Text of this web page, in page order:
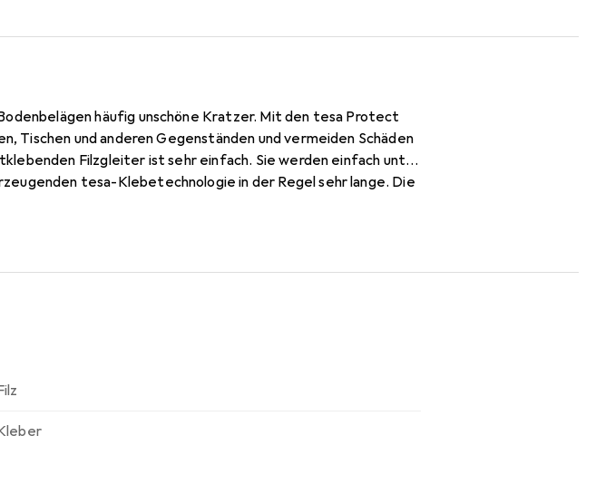
häufig unschöne Kratzer. Mit den tesa Protect
Tischen und anderen Gegenständen und vermeiden Schäden
Filzgleiter ist sehr einfach. Sie werden einfach unter
tesa-Klebetechnologie in der Regel sehr lange. Die